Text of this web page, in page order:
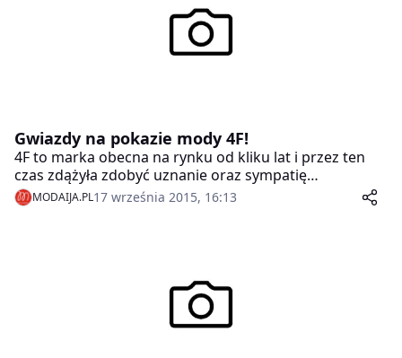
Gwiazdy na pokazie mody 4F!
4F to marka obecna na rynku od kliku lat i przez ten
czas zdążyła zdobyć uznanie oraz sympatię
sportowców, a także wielu znanych osób.
MODAIJA.PL17 września 2015, 16:13